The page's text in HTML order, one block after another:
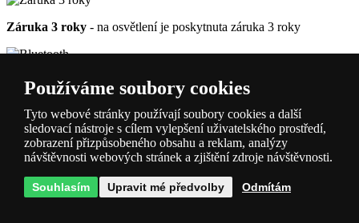
Záruka 3 roky - na osvětlení je poskytnuta záruka 3 roky
Bluetooth- Svítidlo lze ovládat přes Bluetooth.
EyeComfort- Svítidlo je vybaveno speciálním LED zdrojem
světla, který splňuje přísná kritéria standardu EyeComfort, aby
zaručoval maximální pohodlí a ochranu pro oči.
Parametry produktu
Používáme soubory cookies
Tyto webové stránky používají soubory cookies a další
sledovací nástroje s cílem vylepšení uživatelského prostředí,
zobrazení přizpůsobeného obsahu a reklam, analýzy
návštěvnosti webových stránek a zjištění zdroje návštěvnosti.
Souhlasím Upravit mé předvolby Odmítám